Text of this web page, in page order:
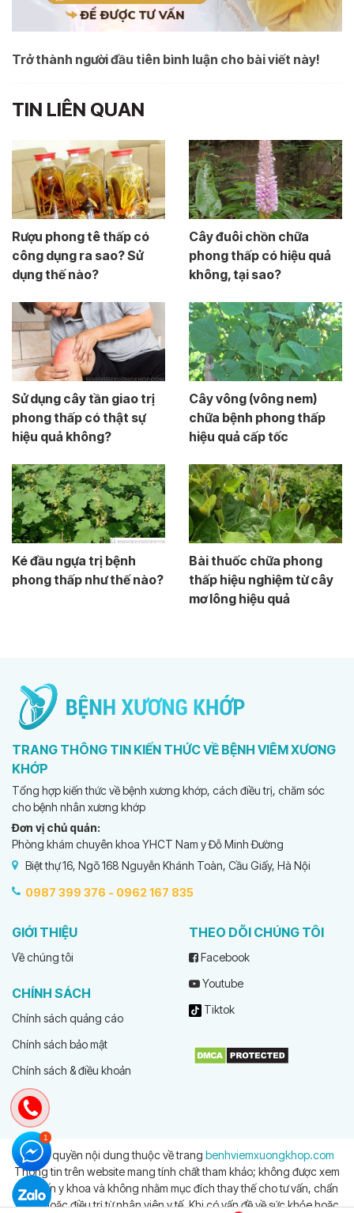
Trở thành người đầu tiên bình luận cho bài viết này!
TIN LIÊN QUAN
Rượu phong tê thấp có
công dụng ra sao? Sử
dụng thế nào?
Cây đuôi chồn chữa
phong thấp có hiệu quả
không, tại sao?
Sử dụng cây tần giao trị
phong thấp có thật sự
hiệu quả không?
Cây vông (vông nem)
chữa bệnh phong thấp
hiệu quả cấp tốc
Ké đầu ngựa trị bệnh
phong thấp như thế nào?
Bài thuốc chữa phong
thấp hiệu nghiệm từ cây
mơ lông hiệu quả
TRANG THÔNG TIN KIẾN THỨC VỀ BỆNH VIÊM XƯƠNG
KHỚP
Tổng hợp kiến thức về bệnh xương khớp, cách điều trị, chăm sóc
cho bệnh nhân xương khớp
Đơn vị chủ quản:
Phòng khám chuyên khoa YHCT Nam y Đỗ Minh Đường
Biệt thự 16, Ngõ 168 Nguyễn Khánh Toàn, Cầu Giấy, Hà Nội
0987 399 376 - 0962 167 835
GIỚI THIỆU
Về chúng tôi
CHÍNH SÁCH
Chính sách quảng cáo
Chính sách bảo mật
Chính sách & điều khoản
THEO DÕI CHÚNG TÔI
Facebook
Youtube
Tiktok
© Bản quyền nội dung thuộc về trang benhviemxuongkhop.com
Thông tin trên website mang tính chất tham khảo; không được xem
là tư vấn y khoa và không nhằm mục đích thay thế cho tư vấn, chẩn
đoán hoặc điều trị từ nhân viên y tế. Khi có vấn đề về sức khỏe hoặc